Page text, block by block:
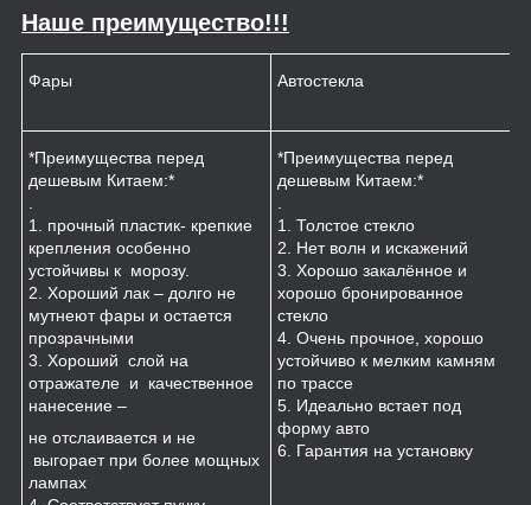
Наше преимущество!!!
Фары Автостекла
*Преимущества перед
дешевым Китаем:*
.
1. прочный пластик- крепкие
крепления особенно
устойчивы к морозу.
2. Хороший лак – долго не
мутнеют фары и остается
прозрачными
3. Хороший слой на
отражателе и качественное
нанесение –
не отслаивается и не
выгорает при более мощных
лампах
*Преимущества перед
дешевым Китаем:*
.
1. Толстое стекло
2. Нет волн и искажений
3. Хорошо закалённое и
хорошо бронированное
стекло
4. Очень прочное, хорошо
устойчиво к мелким камням
по трассе
5. Идеально встает под
форму авто
6. Гарантия на установку